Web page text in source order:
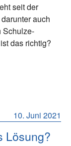
seit der
auch
Schulze-
das richtig?
10. Juni 2021
Lösung?